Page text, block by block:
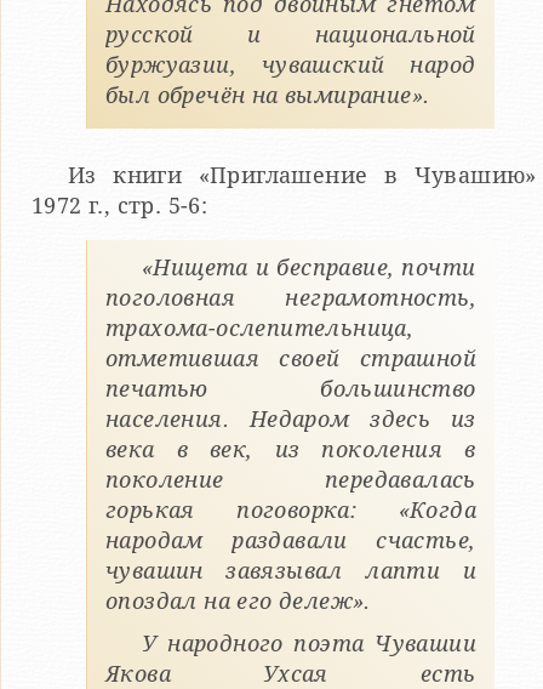
русской и национальной
буржуазии, чувашский народ
был обречён на вымирание».
Из книги «Приглашение в Чувашию»
1972 г., стр. 5-6:
«Нищета и бесправие, почти
поголовная неграмотность,
трахома-ослепительница,
отметившая своей страшной
печатью большинство
населения. Недаром здесь из
века в век, из поколения в
поколение передавалась
горькая поговорка: «Когда
народам раздавали счастье,
чувашин завязывал лапти и
опоздал на его дележ».
У народного поэта Чувашии
Якова Ухсая есть